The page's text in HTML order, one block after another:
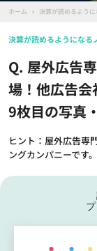
ホーム › 決算が読めるように
Q. 屋外広告
場！他広告会
9枚目の写真
ヒント：屋外広告専
ングカンパニーです。
決算が読めるようになる